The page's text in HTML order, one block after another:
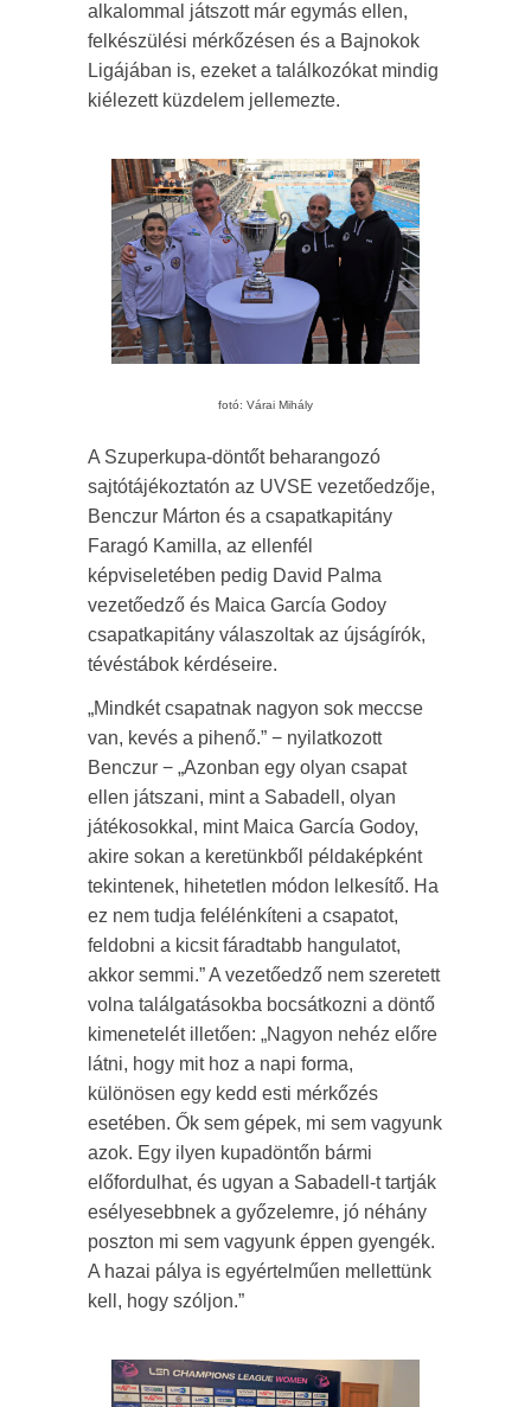
alkalommal játszott már egymás ellen,
felkészülési mérkőzésen és a Bajnokok
Ligájában is, ezeket a találkozókat mindig
kiélezett küzdelem jellemezte.
fotó: Várai Mihály
A Szuperkupa-döntőt beharangozó
sajtótájékoztatón az UVSE vezetőedzője,
Benczur Márton és a csapatkapitány
Faragó Kamilla, az ellenfél
képviseletében pedig David Palma
vezetőedző és Maica García Godoy
csapatkapitány válaszoltak az újságírók,
tévéstábok kérdéseire.
„Mindkét csapatnak nagyon sok meccse
van, kevés a pihenő.” − nyilatkozott
Benczur − „Azonban egy olyan csapat
ellen játszani, mint a Sabadell, olyan
játékosokkal, mint Maica García Godoy,
akire sokan a keretünkből példaképként
tekintenek, hihetetlen módon lelkesítő. Ha
ez nem tudja felélénkíteni a csapatot,
feldobni a kicsit fáradtabb hangulatot,
akkor semmi.” A vezetőedző nem szeretett
volna találgatásokba bocsátkozni a döntő
kimenetelét illetően: „Nagyon nehéz előre
látni, hogy mit hoz a napi forma,
különösen egy kedd esti mérkőzés
esetében. Ők sem gépek, mi sem vagyunk
azok. Egy ilyen kupadöntőn bármi
előfordulhat, és ugyan a Sabadell-t tartják
esélyesebbnek a győzelemre, jó néhány
poszton mi sem vagyunk éppen gyengék.
A hazai pálya is egyértelműen mellettünk
kell, hogy szóljon.”